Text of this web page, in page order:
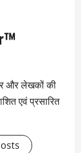
और लेखकों की
एवं प्रसारित